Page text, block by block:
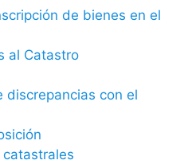
de bienes en el
al Catastro
discrepancias con el